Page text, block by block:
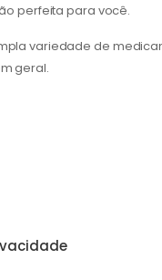
perfeita para você.
variedade de
geral.